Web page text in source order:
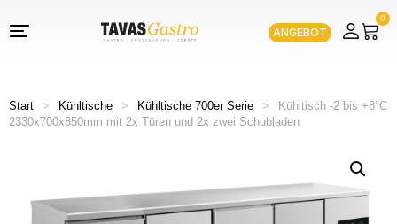
ANGEBOT
0
Start > Kühltische > Kühltische 700er Serie >
Kühltisch -2 bis +8°C
2330x700x850mm mit 2x Türen und 2x zwei Schubladen